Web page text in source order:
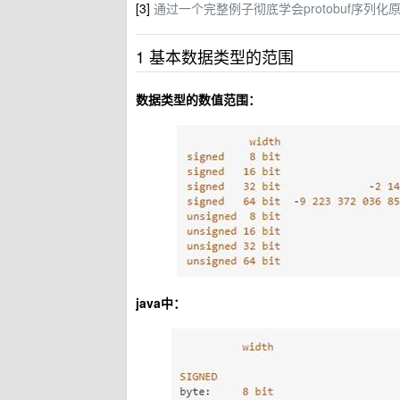
[3] 通过一个完整例子彻底学会protobuf序列化
1 基本数据类型的范围
数据类型的数值范围：
java中：